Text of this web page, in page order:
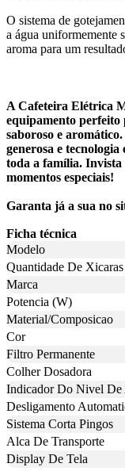
O sistema de
a água uniformemente
aroma para um
A Cafeteira Elétrica
equipamento perfeito
saboroso e
generosa e tecnologia
toda a família. Invista
momentos especiais!
Garanta já a sua no
Ficha técnica
Modelo
Quantidade De Xicaras
Marca
Potencia (W)
Material/Composicao
Cor
Filtro Permanente
Colher Dosadora
Indicador Do Nivel De
Desligamento
Sistema Corta Pingos
Alca De Transporte
Display De Tela